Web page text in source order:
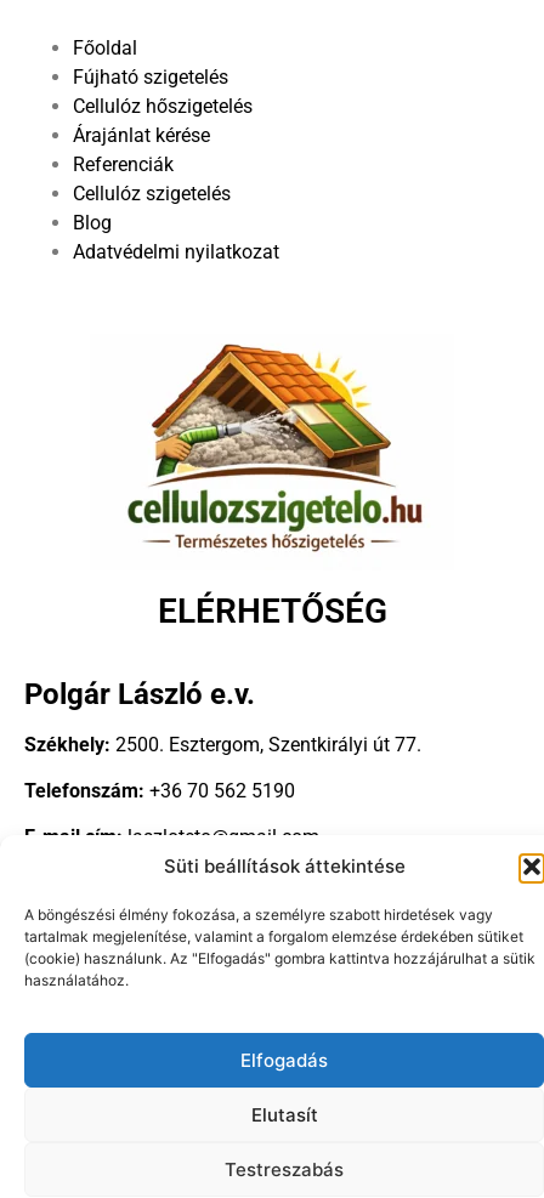
Süti beállítások áttekintése
A böngészési élmény fokozása, a személyre szabott hirdetések vagy
tartalmak megjelenítése, valamint a forgalom elemzése érdekében sütiket
(cookie) használunk. Az "Elfogadás" gombra kattintva hozzájárulhat a sütik
használatához.
Elfogadás
Elutasít
Testreszabás
Főoldal
Fújható szigetelés
Cellulóz hőszigetelés
Árajánlat kérése
Referenciák
Cellulóz szigetelés
Blog
Adatvédelmi nyilatkozat
ELÉRHETŐSÉG
Polgár László e.v.
Székhely: 2500. Esztergom, Szentkirályi út 77.
Telefonszám: +36 70 562 5190
E-mail cím: laszloteto@gmail.com
Copyright © 2024-2026 |